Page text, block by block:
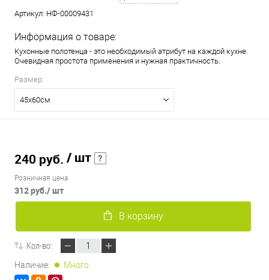
Артикул: НФ-00009431
Информация о товаре:
Кухонные полотенца - это необходимый атрибут на каждой кухне.
Очевидная простота применения и нужная практичность.
Размер:
45х60см
240 руб. / шт
Розничная цена
312 руб./ шт
В корзину
Кол-во:
Наличие: Много